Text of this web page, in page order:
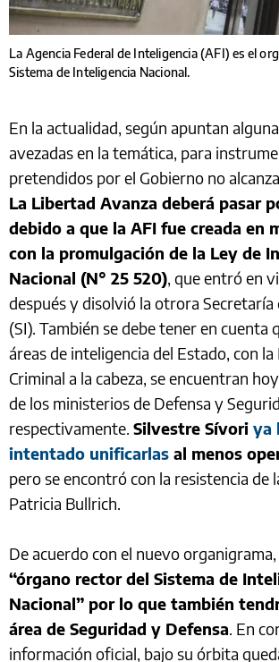
La Agencia Federal de Inteligencia (AFI) es el
Sistema de Inteligencia Nacional.
En la actualidad, según apuntan
avezadas en la temática, para
pretendidos por el Gobierno no
La Libertad Avanza deberá pasar
debido a que la AFI fue creada en
con la promulgación de la Ley de
Nacional (N° 25 520), que entró en
después y disolvió la otrora Secretaría
(SI). También se debe tener en cuenta
áreas de inteligencia del Estado, con
Criminal a la cabeza, se encuentran
de los ministerios de Defensa y
respectivamente. Silvestre Sívori ya
intentado unificarlas al menos
pero se encontró con la resistencia de
Patricia Bullrich.
De acuerdo con el nuevo organigrama,
“órgano rector del Sistema de
Nacional” por lo que también
área de Seguridad y Defensa. En
información oficial, bajo su órbita